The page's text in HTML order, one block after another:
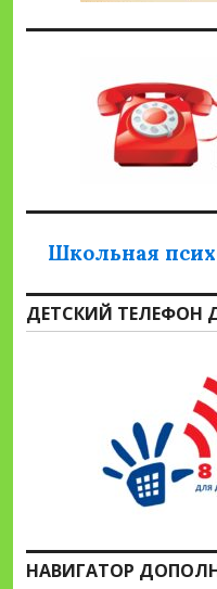
Школьная
ДЕТСКИЙ ТЕЛЕФОН
НАВИГАТОР